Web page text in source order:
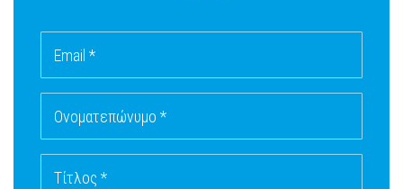
Email *
Ονοματεπώνυμο *
Τίτλος *